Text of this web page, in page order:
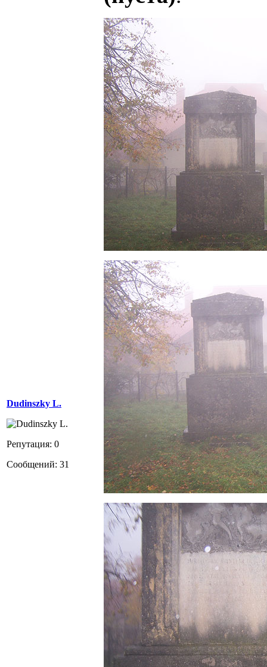
Dudinszky L.
Репутация: 0
Сообщений: 31